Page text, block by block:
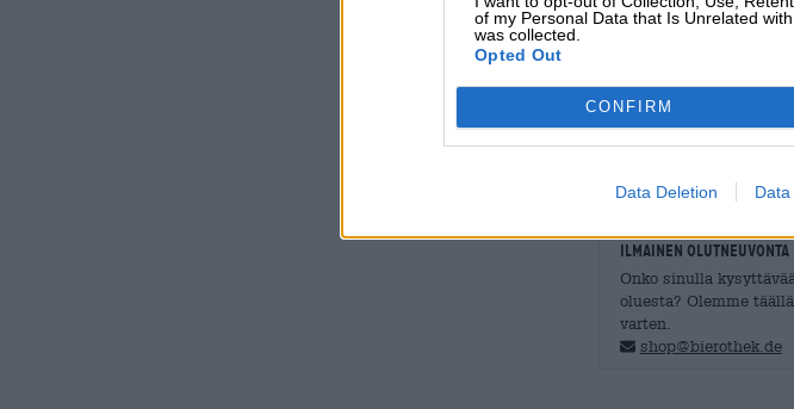
of my Personal Data that Is Unrelated
was collected.
Opted Out
CONFIRM
Data Deletion Data
vivahteen kanssa.
takaavat ihanan
tumman suklaan ja
on taitavasti
eloisa hiilidioksidi
Erinomainen tumma
ILMAINEN OLUTNEUVONTA
Onko sinulla
oluesta? Olemme
varten.
shop@bierothek.de